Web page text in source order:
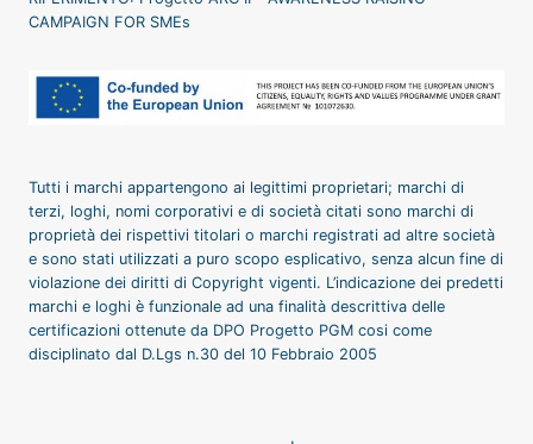
CAMPAIGN FOR SMEs
Tutti i marchi appartengono ai legittimi proprietari; marchi di
terzi, loghi, nomi corporativi e di società citati sono marchi di
proprietà dei rispettivi titolari o marchi registrati ad altre società
e sono stati utilizzati a puro scopo esplicativo, senza alcun fine di
violazione dei diritti di Copyright vigenti. L’indicazione dei predetti
marchi e loghi è funzionale ad una finalità descrittiva delle
certificazioni ottenute da DPO Progetto PGM cosi come
disciplinato dal D.Lgs n.30 del 10 Febbraio 2005